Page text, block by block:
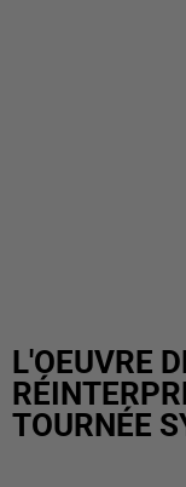
L'OEUVRE
TOURNÉE